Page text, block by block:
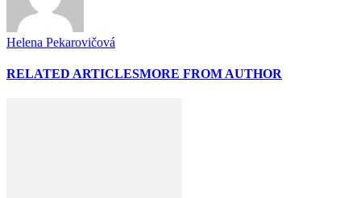
Helena Pekarovičová
RELATED ARTICLESMORE FROM AUTHOR